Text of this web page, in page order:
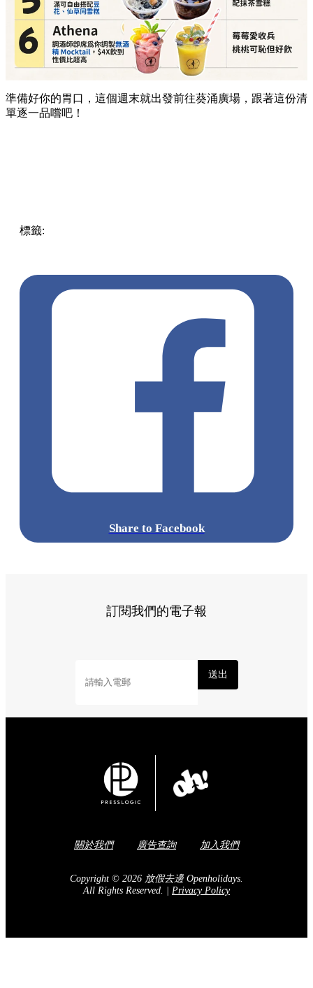
準備好你的胃口，這個週末就出發前往葵涌廣場，跟著這份清
單逐一品嚐吧！
標籤:
Share to Facebook
訂閱我們的電子報
送出
關於我們 廣告查詢 加入我們
Copyright © 2026 放假去邊 Openholidays.
All Rights Reserved. | Privacy Policy